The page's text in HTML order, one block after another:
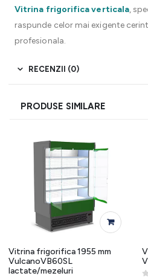
Vitrina frigorifica verticala,
raspunde celor mai exigente
profesionala.
RECENZII (0)
PRODUSE SIMILARE
Vitrina frigorifica 1955 mm
VulcanoVB60SL
lactate/mezeluri